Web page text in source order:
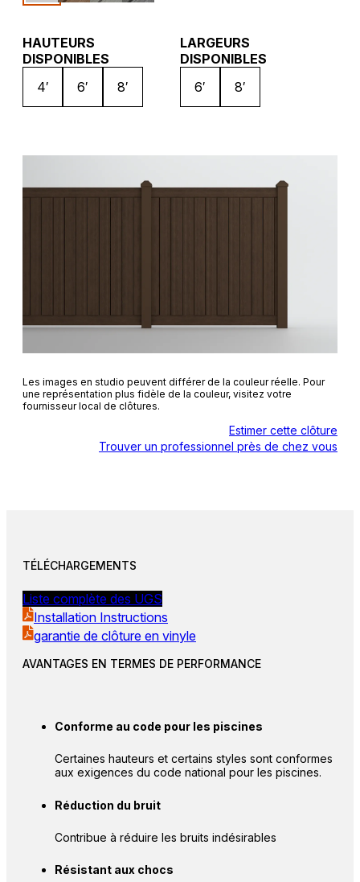
HAUTEURS
DISPONIBLES
4′
6′ 8′
LARGEURS
DISPONIBLES
6′
8′
Les images en studio peuvent différer de la couleur réelle. Pour
une représentation plus fidèle de la couleur, visitez votre
fournisseur local de clôtures.
Estimer cette clôture
Trouver un professionnel près de chez vous
TÉLÉCHARGEMENTS
Liste complète des UGS
Installation Instructions
garantie de clôture en vinyle
AVANTAGES EN TERMES DE PERFORMANCE
Conforme au code pour les piscines
Certaines hauteurs et certains styles sont conformes
aux exigences du code national pour les piscines.
Réduction du bruit
Contribue à réduire les bruits indésirables
Résistant aux chocs